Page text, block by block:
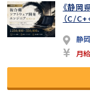
《静岡
（C/
静
月